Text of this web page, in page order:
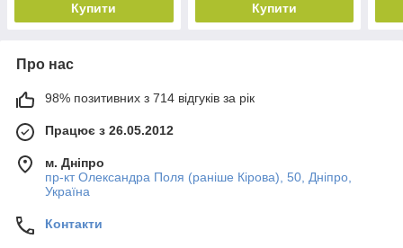
Купити Купити
Про нас
98% позитивних з 714 відгуків за рік
Працює з 26.05.2012
м. Дніпро
пр-кт Олександра Поля (раніше Кірова), 50, Дніпро,
Україна
Контакти